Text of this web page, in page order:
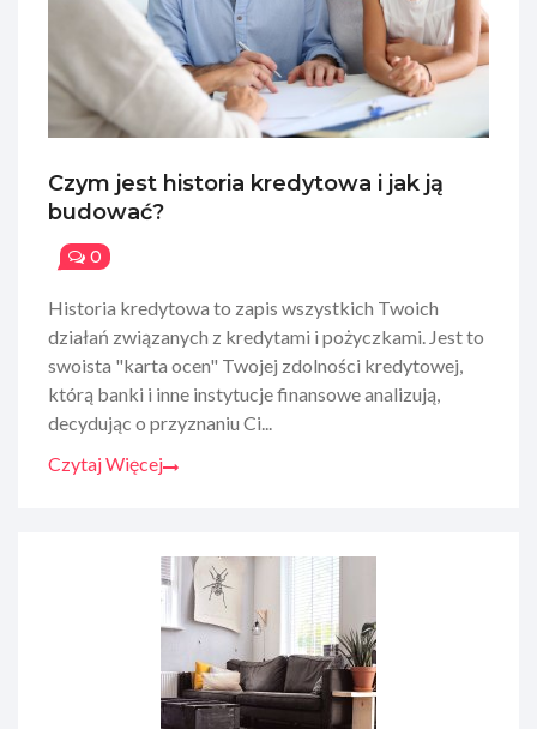
Czym jest historia kredytowa i jak ją
budować?
0
Historia kredytowa to zapis wszystkich Twoich
działań związanych z kredytami i pożyczkami. Jest to
swoista "karta ocen" Twojej zdolności kredytowej,
którą banki i inne instytucje finansowe analizują,
decydując o przyznaniu Ci...
Czytaj Więcej